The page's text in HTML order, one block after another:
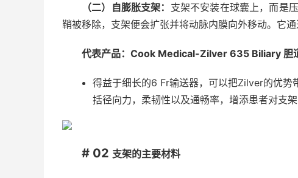
（二）自膨胀支架： 支架不安装在球囊上，而是
鞘被移除，支架便会扩张并将动脉内膜向外移动。它
代表产品：Cook Medical-Zilver 635 Biliary 胆
得益于细长的6 Fr输送器，可以把Zilver的优
括径向力，柔韧性以及通畅率，增添患者对支
# 02 支架的主要材料